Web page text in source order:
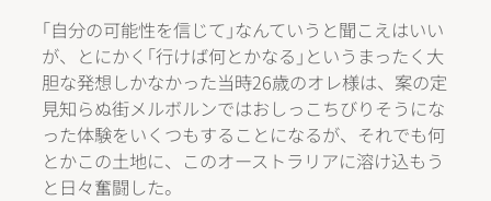
｢自分の可能性を信じて｣なんていうと聞こえはいい
が、とにかく｢行けば何とかなる｣というまったく大
胆な発想しかなかった当時26歳のオレ様は、案の定
見知らぬ街メルボルンではおしっこちびりそうにな
った体験をいくつもすることになるが、それでも何
とかこの土地に、このオーストラリアに溶け込もう
と日々奮闘した。